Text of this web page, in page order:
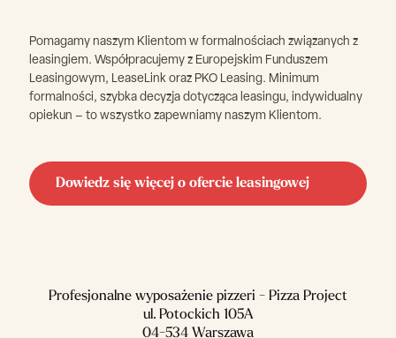
Pomagamy naszym Klientom w formalnościach związanych z
leasingiem. Współpracujemy z Europejskim Funduszem
Leasingowym, LeaseLink oraz PKO Leasing. Minimum
formalności, szybka decyzja dotycząca leasingu, indywidualny
opiekun – to wszystko zapewniamy naszym Klientom.
Dowiedz się więcej o ofercie leasingowej
Profesjonalne wyposażenie pizzeri - Pizza Project
ul. Potockich 105A
04-534 Warszawa